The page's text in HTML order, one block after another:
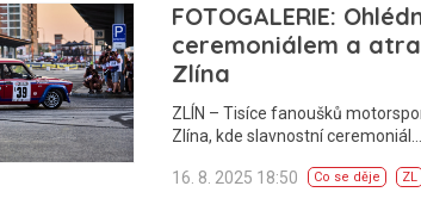
FOTOGALERIE:
ceremoniálem a
Zlína
ZLÍN – Tisíce fanoušků
Zlína, kde slavnostní ceremoniál…
16. 8. 2025 18:50 Co se děje ZL